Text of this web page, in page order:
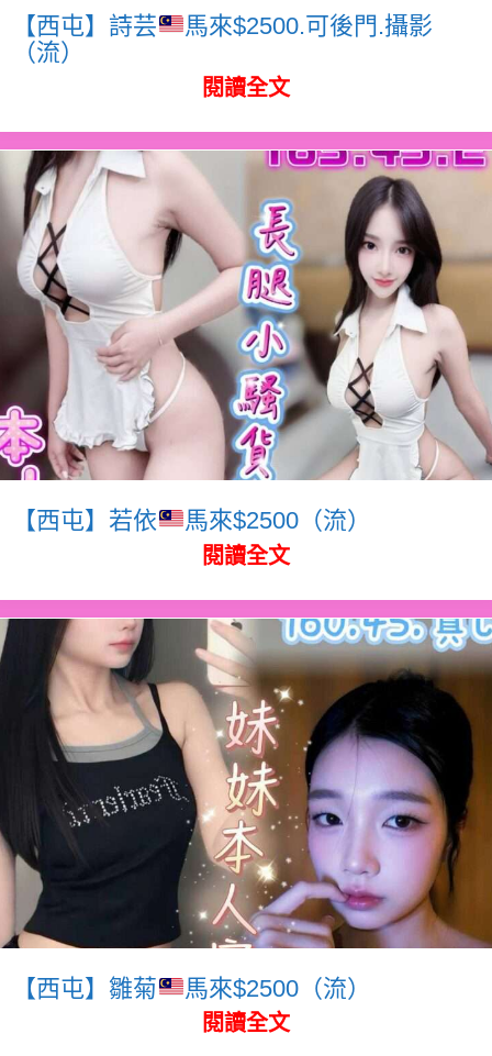
【西屯】詩芸
馬來$2500.可後門.攝影
（流）
閱讀全文
【西屯】若依 馬來$2500（流）
閱讀全文
【西屯】雛菊 馬來$2500（流）
閱讀全文